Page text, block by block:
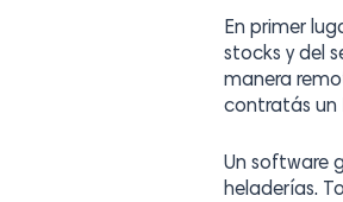
En primer
stocks y del
manera
contratás un
Un software
heladerías.